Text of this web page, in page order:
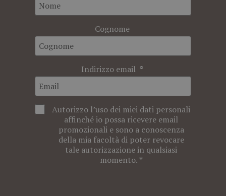
Cognome
Indirizzo email
Autorizzo l’uso dei miei dati personali
affinché io possa ricevere email
promozionali e sono a conoscenza
della mia facoltà di poter revocare
tale autorizzazione in qualsiasi
momento.